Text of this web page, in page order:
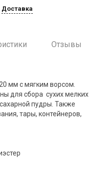
Доставка
Отзывы
мм с мягким ворсом.
для сбора сухих мелких
пудры. Также
тары, контейнеров,